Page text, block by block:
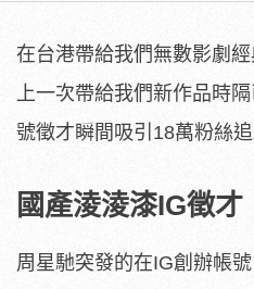
在台港帶給我們無數影劇
上一次帶給我們新作品時
號徵才瞬間吸引18萬粉絲追
國產淩淩漆IG徵才
周星馳突發的在IG創辦帳